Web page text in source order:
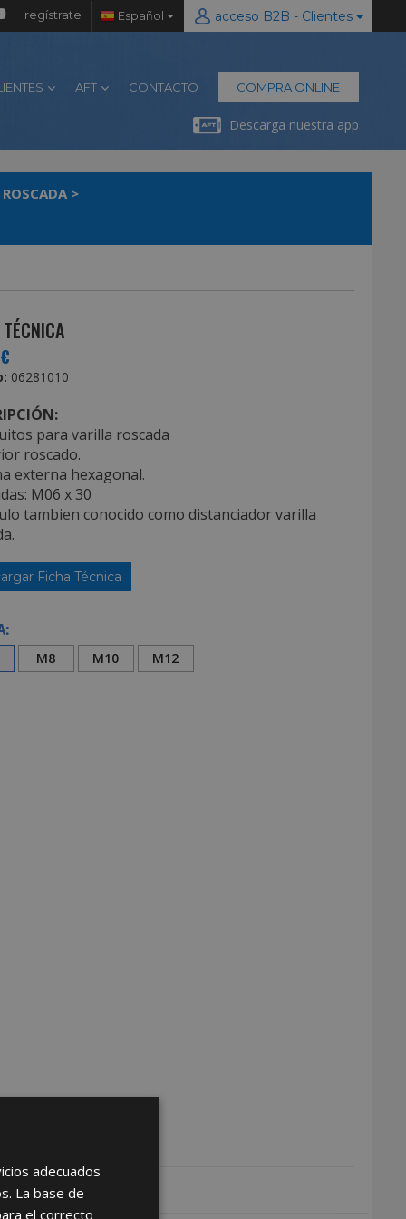
regístrate Español acceso B2B - Clientes
AFT CONTACTO COMPRA ONLINE
Descarga nuestra app
>
06281010
para varilla roscada
roscado.
externa hexagonal.
M06 x 30
tambien conocido como distanciador varilla
Ficha Técnica
M8 M10 M12
adecuados
La base de
el correcto